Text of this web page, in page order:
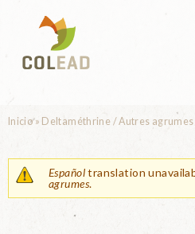
Usted está aquí
Inicio» Deltaméthrine / Autres agrumes
Españoltranslation
agrumes.